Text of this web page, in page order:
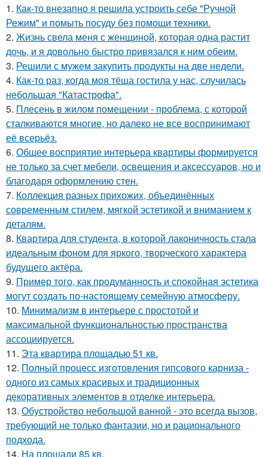
1. Как-то внезапно я решила устроить себе "Ручной
Режим" и помыть посуду без помощи техники.
2. Жизнь свела меня с женщиной, которая одна растит
дочь, и я довольно быстро привязался к ним обеим.
3. Решили с мужем закупить продукты на две недели.
4. Как-то раз, когда моя тёща гостила у нас, случилась
небольшая "Катастрофа".
5. Плесень в жилом помещении - проблема, с которой
сталкиваются многие, но далеко не все воспринимают
её всерьёз.
6. Общее восприятие интерьера квартиры формируется
не только за счет мебели, освещения и аксессуаров, но и
благодаря оформлению стен.
7. Коллекция разных прихожих, объединённых
современным стилем, мягкой эстетикой и вниманием к
деталям.
8. Квартира для студента, в которой лаконичность стала
идеальным фоном для яркого, творческого характера
будущего актёра.
9. Пример того, как продуманность и спокойная эстетика
могут создать по-настоящему семейную атмосферу.
10. Минимализм в интерьере с простотой и
максимальной функциональностью пространства
ассоциируется.
11. Эта квартира площадью 51 кв.
12. Полный процесс изготовления гипсового карниза -
одного из самых красивых и традиционных
декоративных элементов в отделке интерьера.
13. Обустройство небольшой ванной - это всегда вызов,
требующий не только фантазии, но и рационального
подхода.
14. На площади 85 кв.